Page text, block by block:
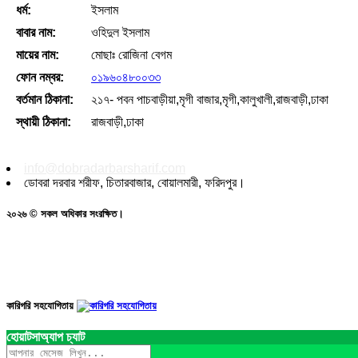
ধর্ম:
ইসলাম
বাবার নাম:
ওহিদুল ইসলাম
মায়ের নাম:
মোছাঃ রোজিনা বেগম
ফোন নম্বর:
০১৯৬০৪৮০০৩৩
বর্তমান ঠিকানা:
২১৭- পবন পাচবাড়ীয়া,মৃগী বাজার,মৃগী,কালুখালী,রাজবাড়ী,ঢাকা
স্থায়ী ঠিকানা:
রাজবাড়ী,ঢাকা
ডোবরা দরবার শরীফ, চিতারবাজার, বোয়ালমারী, ফরিদপুর।
২০২৬ © সকল অধিকার সংরক্ষিত।
কারিগরি সহযোগিতায়
হোয়াটসাঅ্যাপ চ্যাট